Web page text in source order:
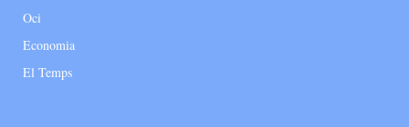
Oci
Economia
El Temps